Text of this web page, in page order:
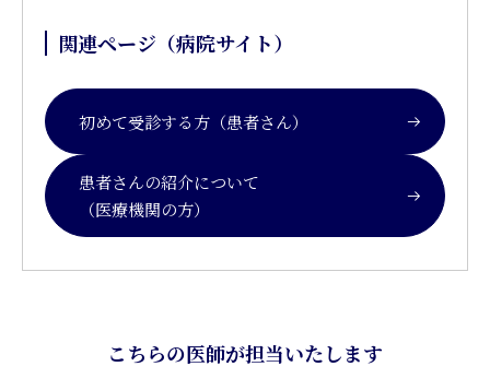
関連ページ（病院サイト）
初めて受診する方（患者さん）
患者さんの紹介について
（医療機関の方）
こちらの医師が担当いたします